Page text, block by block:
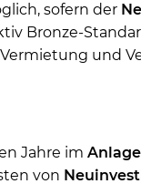
sofern der
Bronze-
und
Jahre im
von